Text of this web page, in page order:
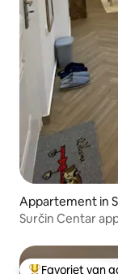
Appartement in
Surčin Centar
Favoriet van